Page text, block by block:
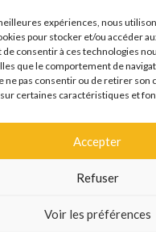
expériences, nous
pour stocker et/ou accéder
de consentir à ces technologies
que le comportement de
ne pas consentir ou de retirer
certaines caractéristiques et
Accepter
Refuser
Voir les préférences
Vie privée
Recrutement